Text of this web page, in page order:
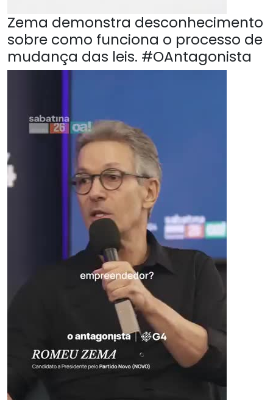
Zema demonstra desconhecimento
sobre como funciona o processo de
mudança das leis. #OAntagonista